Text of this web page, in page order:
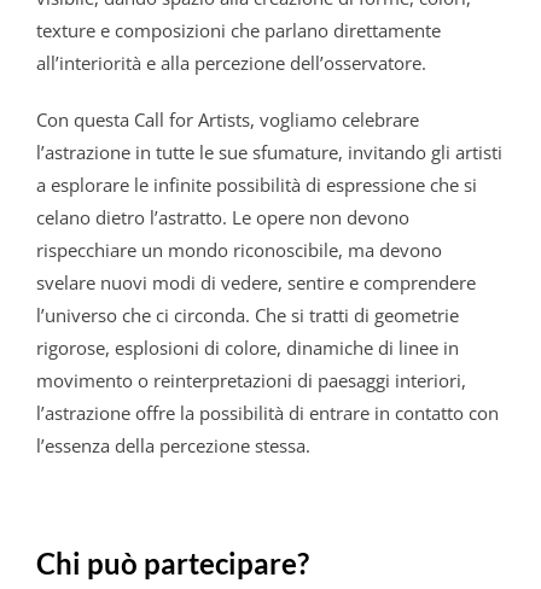
texture e composizioni che parlano direttamente
all’interiorità e alla percezione dell’osservatore.
Con questa Call for Artists, vogliamo celebrare
l’astrazione in tutte le sue sfumature, invitando gli artisti
a esplorare le infinite possibilità di espressione che si
celano dietro l’astratto. Le opere non devono
rispecchiare un mondo riconoscibile, ma devono
svelare nuovi modi di vedere, sentire e comprendere
l’universo che ci circonda. Che si tratti di geometrie
rigorose, esplosioni di colore, dinamiche di linee in
movimento o reinterpretazioni di paesaggi interiori,
l’astrazione offre la possibilità di entrare in contatto con
l’essenza della percezione stessa.
Chi può partecipare?